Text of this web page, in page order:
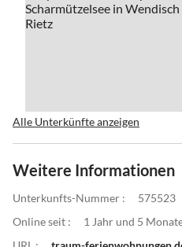
Alle Unterkünfte anzeigen
Weitere Informationen
Unterkunfts-Nummer :
575523
Online seit :
1 Jahr und 5